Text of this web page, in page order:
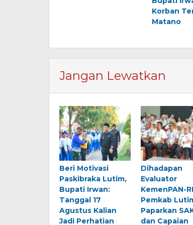
pos
Korban
Matano
Jangan Lewatkan
Beri Motivasi
Paskibraka Lutim,
Bupati Irwan:
Tanggal 17
Agustus Kalian
Jadi Perhatian
Dihadapan
Evaluator
KemenPAN-
Pemkab
Paparkan
dan Capaian